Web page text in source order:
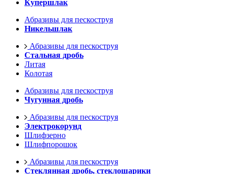
Купершлак
Абразивы для пескоструя
Никельшлак
Абразивы для пескоструя
Стальная дробь
Литая
Колотая
Абразивы для пескоструя
Чугунная дробь
Абразивы для пескоструя
Электрокорунд
Шлифзерно
Шлифпорошок
Абразивы для пескоструя
Стеклянная дробь, стеклошарики